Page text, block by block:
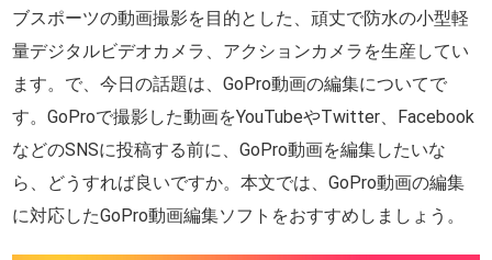
ブスポーツの動画撮影を目的とした、頑丈で防水の小型軽
量デジタルビデオカメラ、アクションカメラを生産してい
ます。で、今日の話題は、GoPro動画の編集についてで
す。GoProで撮影した動画をYouTubeやTwitter、Facebook
などのSNSに投稿する前に、GoPro動画を編集したいな
ら、どうすれば良いですか。本文では、GoPro動画の編集
に対応したGoPro動画編集ソフトをおすすめしましょう。